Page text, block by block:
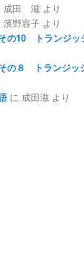
成田 滋 より
濱野容子 より
の10 トランジッ
の８ トランジッ
に 成田滋 より